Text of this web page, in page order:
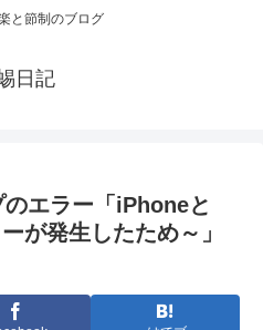
と節制のブログ
日記
エラー「iPhoneと
が発生したため～」